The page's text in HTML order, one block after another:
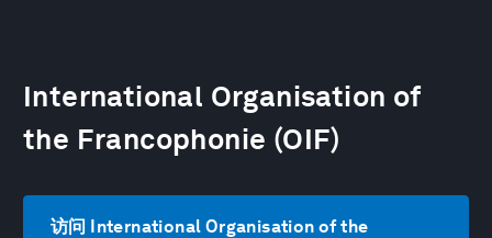
International Organisation of
the Francophonie (OIF)
访问 International Organisation of the